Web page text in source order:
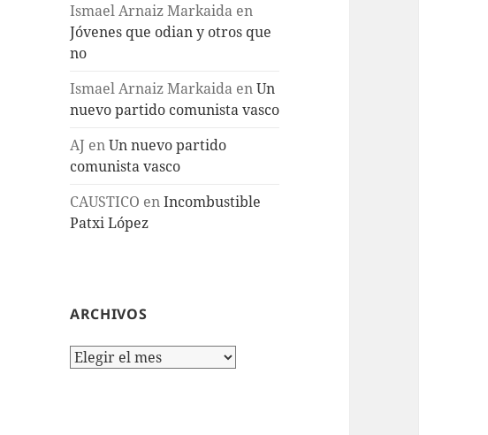
Ismael Arnaiz Markaida en
Jóvenes que odian y otros que
no
Ismael Arnaiz Markaida enUn
nuevo partido comunista vasco
AJ enUn nuevo partido
comunista vasco
CAUSTICO enIncombustible
Patxi López
ARCHIVOS
Archivos